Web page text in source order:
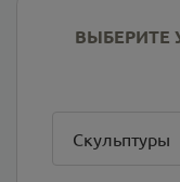
ВЫБЕРИТЕ
Скульптуры